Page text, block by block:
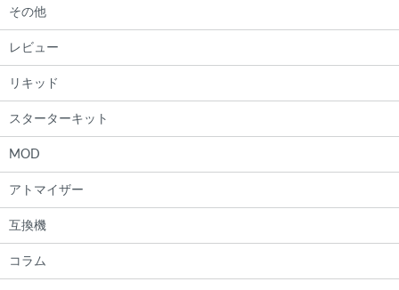
その他
レビュー
リキッド
スターターキット
MOD
アトマイザー
互換機
コラム